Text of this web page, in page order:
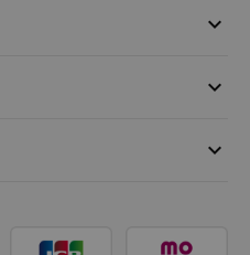
keyboard_arrow_down
keyboard_arrow_down
keyboard_arrow_down